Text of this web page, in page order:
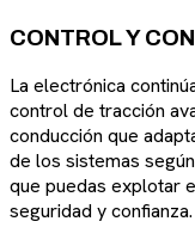
CONTROL Y
La electrónica
control de tracción
conducción que
de los sistemas
que puedas explotar
seguridad y confianza.